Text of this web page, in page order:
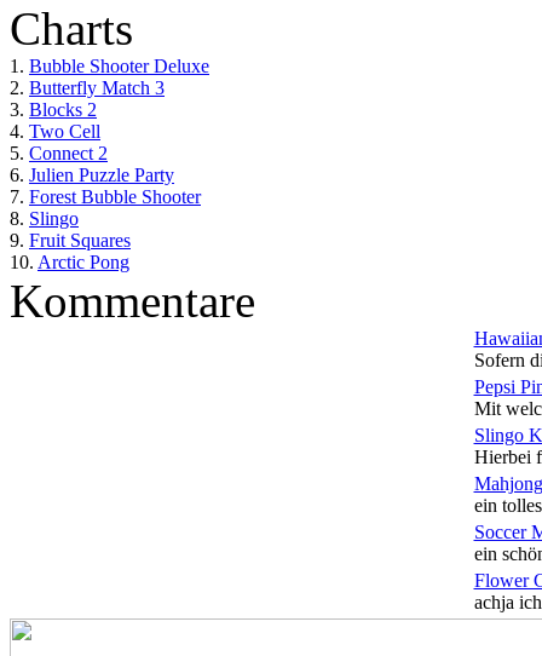
Charts
1. Bubble Shooter Deluxe
2. Butterfly Match 3
3. Blocks 2
4. Two Cell
5. Connect 2
6. Julien Puzzle Party
7. Forest Bubble Shooter
8. Slingo
9. Fruit Squares
10. Arctic Pong
Kommentare
Sofern
Pepsi
Mit
Slingo
Hierbei
ein
Soccer
ein
Flower
achja